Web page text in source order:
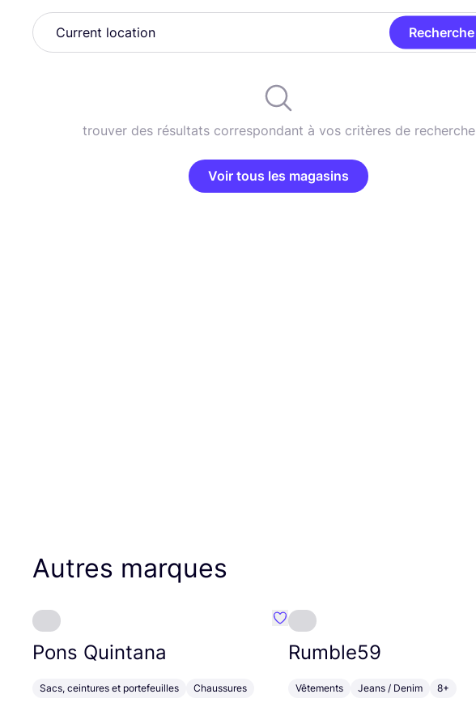
Recherche
trouver des résultats correspondant à vos critères de recherche
Voir tous les magasins
Autres marques
Pons Quintana
Sacs, ceintures et portefeuilles Chaussures
Préféré {nom}
Rumble59
Vêtements Jeans / Denim 8+